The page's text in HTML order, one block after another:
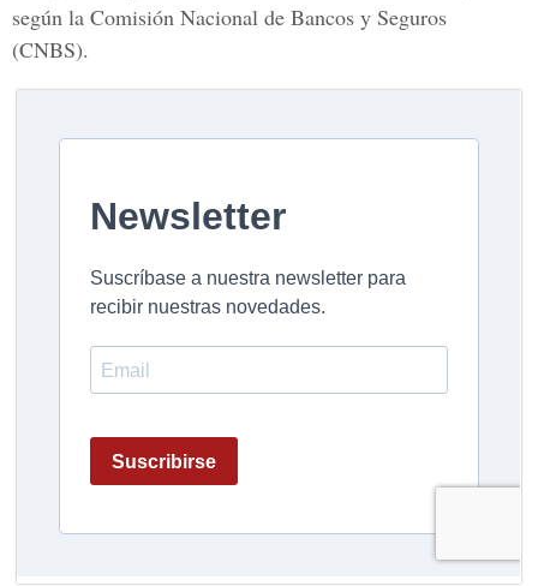
según la Comisión Nacional de Bancos y Seguros
(CNBS).